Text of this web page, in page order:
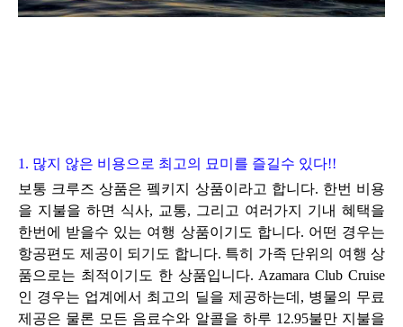
1. 많지 않은 비용으로 최고의 묘미를 즐길수 있다!!
보통 크루즈 상품은 펰키지 상품이라고 합니다. 한번 비용
을 지불을 하면 식사, 교통, 그리고 여러가지 기내 혜택을
한번에 받을수 있는 여행 상품이기도 합니다. 어떤 경우는
항공편도 제공이 되기도 합니다. 특히 가족 단위의 여행 상
품으로는 최적이기도 한 상품입니다. Azamara Club Cruise
인 경우는 업계에서 최고의 딜을 제공하는데, 병물의 무료
제공은 물론 모든 음료수와 알콜을 하루 12.95불만 지불을